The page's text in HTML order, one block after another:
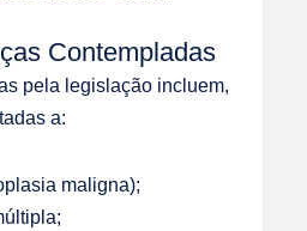
Contempladas
pela legislação incluem,
a:
maligna);